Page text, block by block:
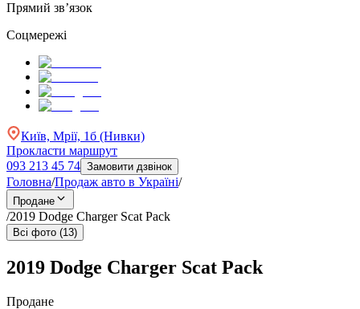
Прямий зв’язок
Соцмережі
Київ, Мрії, 1б (Нивки)
Прокласти маршрут
093 213 45 74 Замовити дзвінок
Головна/Продаж авто в Україні/
Продане
/2019 Dodge Charger Scat Pack
Всі фото (13)
2019 Dodge Charger Scat Pack
Продане